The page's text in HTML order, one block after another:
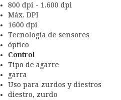
800 dpi - 1.600 dpi
Máx. DPI
1600 dpi
Tecnología de sensores
óptico
Control
Tipo de agarre
garra
Uso para zurdos y diestros
diestro, zurdo